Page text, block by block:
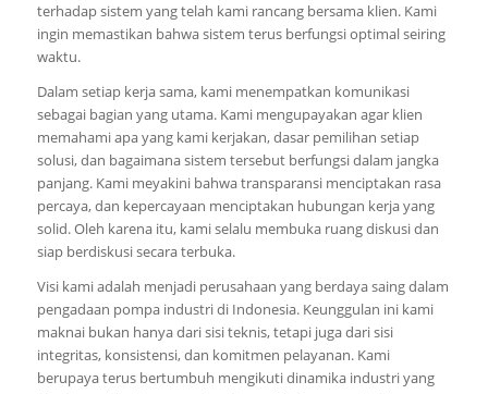
terhadap sistem yang telah kami rancang bersama klien. Kami
ingin memastikan bahwa sistem terus berfungsi optimal seiring
waktu.
Dalam setiap kerja sama, kami menempatkan komunikasi
sebagai bagian yang utama. Kami mengupayakan agar klien
memahami apa yang kami kerjakan, dasar pemilihan setiap
solusi, dan bagaimana sistem tersebut berfungsi dalam jangka
panjang. Kami meyakini bahwa transparansi menciptakan rasa
percaya, dan kepercayaan menciptakan hubungan kerja yang
solid. Oleh karena itu, kami selalu membuka ruang diskusi dan
siap berdiskusi secara terbuka.
Visi kami adalah menjadi perusahaan yang berdaya saing dalam
pengadaan pompa industri di Indonesia. Keunggulan ini kami
maknai bukan hanya dari sisi teknis, tetapi juga dari sisi
integritas, konsistensi, dan komitmen pelayanan. Kami
berupaya terus bertumbuh mengikuti dinamika industri yang